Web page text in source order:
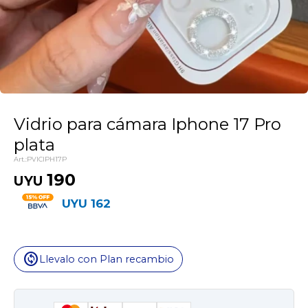
Vidrio para cámara Iphone 17 Pro
plata
PVICIPH17P
UYU 190
UYU 162
change_circleLlevalo con Plan recambio